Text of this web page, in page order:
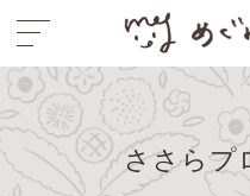
ささらプ